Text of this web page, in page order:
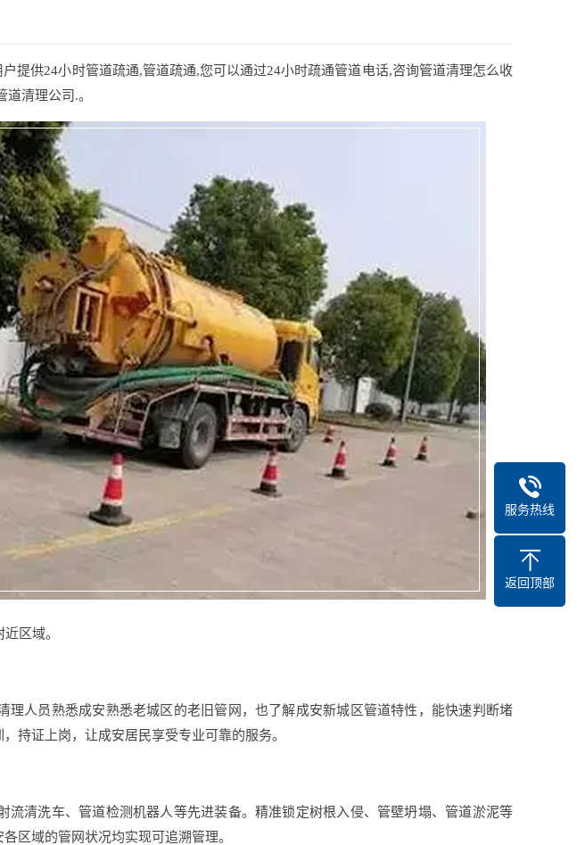
提供24小时管道疏通,管道疏通,您可以通过24小时疏通管道电话,咨询管道清理怎么收
清理公司.。
区域。
人员熟悉成安熟悉老城区的老旧管网，也了解成安新城区管道特性，能快速判断堵
持证上岗，让成安居民享受专业可靠的服务。
清洗车、管道检测机器人等先进装备。精准锁定树根入侵、管壁坍塌、管道淤泥等
区域的管网状况均实现可追溯管理。
服务热线
返回顶部